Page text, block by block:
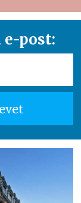
post: